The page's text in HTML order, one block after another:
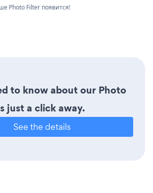
Photo Filter появится!
to know about our Photo
just a click away.
See the details